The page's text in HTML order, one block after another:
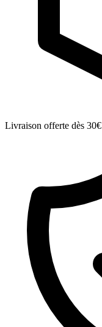
Livraison offerte dès 30€